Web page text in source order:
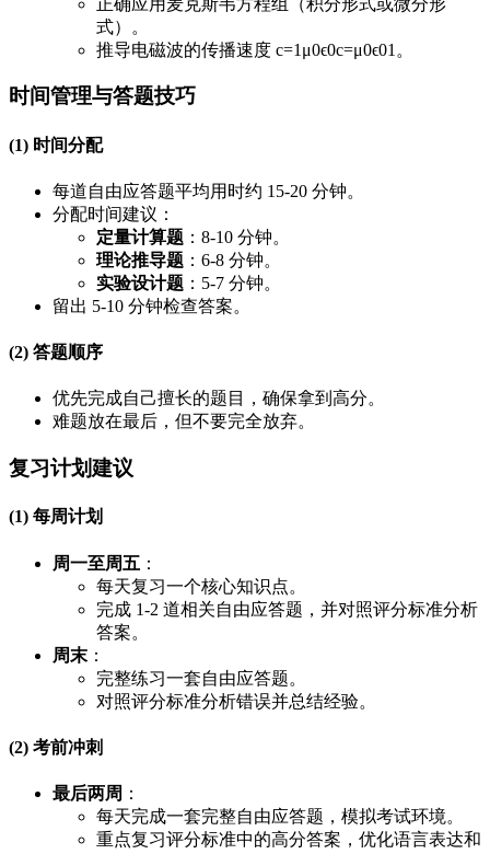
式）。
推导电磁波的传播速度 c=1μ0ϵ0c=μ0ϵ01 。
时间管理与答题技巧
(1) 时间分配
每道自由应答题平均用时约 15-20 分钟。
分配时间建议：
定量计算题 ：8-10 分钟。
理论推导题 ：6-8 分钟。
实验设计题 ：5-7 分钟。
留出 5-10 分钟检查答案。
(2) 答题顺序
优先完成自己擅长的题目，确保拿到高分。
难题放在最后，但不要完全放弃。
复习计划建议
(1) 每周计划
周一至周五 ：
每天复习一个核心知识点。
完成 1-2 道相关自由应答题，并对照评分标准分析
答案。
周末 ：
完整练习一套自由应答题。
对照评分标准分析错误并总结经验。
(2) 考前冲刺
最后两周 ：
每天完成一套完整自由应答题，模拟考试环境。
重点复习评分标准中的高分答案，优化语言表达和